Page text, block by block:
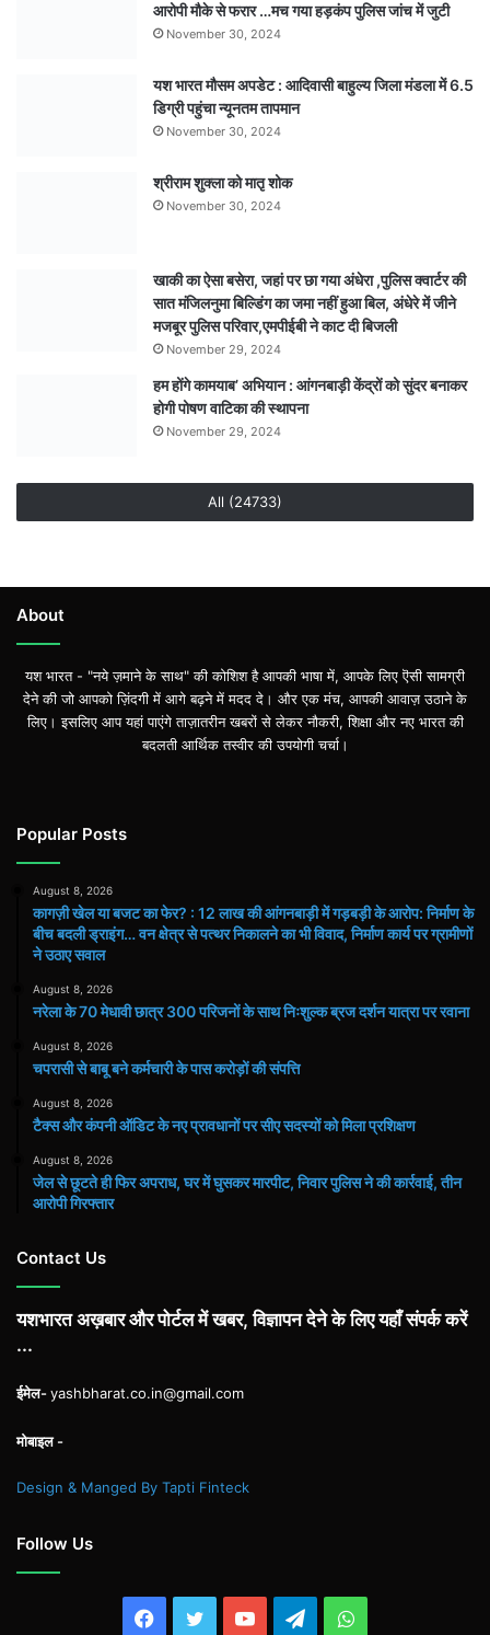
आरोपी मौके से फरार …मच गया हड़कंप पुलिस जांच में जुटी
November 30, 2024
यश भारत मौसम अपडेट : आदिवासी बाहुल्य जिला मंडला में 6.5
डिग्री पहुंचा न्यूनतम तापमान
November 30, 2024
श्रीराम शुक्ला को मातृ शोक
November 30, 2024
खाकी का ऐसा बसेरा, जहां पर छा गया अंधेरा ,पुलिस क्वार्टर की
सात मंजिलनुमा बिल्डिंग का जमा नहीं हुआ बिल, अंधेरे में जीने
मजबूर पुलिस परिवार,एमपीईबी ने काट दी बिजली
November 29, 2024
हम होंगे कामयाब’ अभियान : आंगनबाड़ी केंद्रों को सुंदर बनाकर
होगी पोषण वाटिका की स्थापना
November 29, 2024
All (24733)
About
यश भारत - "नये ज़माने के साथ" की कोशिश है आपकी भाषा में, आपके लिए ऎसी सामग्री
देने की जो आपको ज़िंदगी में आगे बढ़ने में मदद दे। और एक मंच, आपकी आवाज़ उठाने के
लिए। इसलिए आप यहां पाएंगे ताज़ातरीन खबरों से लेकर नौकरी, शिक्षा और नए भारत की
बदलती आर्थिक तस्वीर की उपयोगी चर्चा।
Popular Posts
August 8, 2026
कागज़ी खेल या बजट का फेर? : 12 लाख की आंगनबाड़ी में गड़बड़ी के आरोप: निर्माण के
बीच बदली ड्राइंग… वन क्षेत्र से पत्थर निकालने का भी विवाद, निर्माण कार्य पर ग्रामीणों
ने उठाए सवाल
August 8, 2026
नरेला के 70 मेधावी छात्र 300 परिजनों के साथ निःशुल्क ब्रज दर्शन यात्रा पर रवाना
August 8, 2026
चपरासी से बाबू बने कर्मचारी के पास करोड़ों की संपत्ति
August 8, 2026
टैक्स और कंपनी ऑडिट के नए प्रावधानों पर सीए सदस्यों को मिला प्रशिक्षण
August 8, 2026
जेल से छूटते ही फिर अपराध, घर में घुसकर मारपीट, निवार पुलिस ने की कार्रवाई, तीन
आरोपी गिरफ्तार
Contact Us
यशभारत अख़बार और पोर्टल में खबर, विज्ञापन देने के लिए यहाँ संपर्क करें
...
ईमेल-yashbharat.co.in@gmail.com
मोबाइल -
Design & Manged By Tapti Finteck
Follow Us
Facebook
TwitterYouTubeTelegramWhatsApp